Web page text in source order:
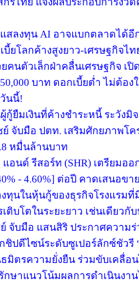
สลงทุน AI อาจแบกตลาดได้อี
ยโลกค้างสูงยาว-เศรษฐกิจไท
คนตัวเล็กฝ่าคลื่นเศรษฐกิจ เ
50,000 บาท ดอกเบี้ยต่ำ ไม่ต้
นนี้!
กู้ยืมเงินที่ค้างชำระหนี้ ระวัง
จับมือ ปตท. เสริมศักยภาพโค
หมื่นล้านบาท
แอนด์ รีสอร์ท (SHR) เตรียมอ
- 4.60%] ต่อปี คาดเสนอขา
ทุนในหุ้นกู้ของธุรกิจโรงแรม
ติบโตในระยะยาว เช่นเดียวกั
จับมือ แสนสิริ ประกาศความร่
ชิปดีไซน์ระดับซูเปอร์ลักซ์ชัว
มิตรความยั่งยืน ร่วมขับเคลื่อ
กษาแนวโน้มผลการดำเนินงา